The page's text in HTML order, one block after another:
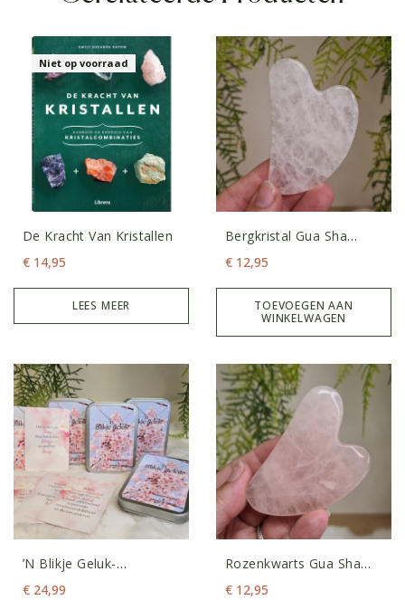
Niet op voorraad
De Kracht Van Kristallen
€ 14,95
LEES MEER
Bergkristal Gua Sha
Schraper
€ 12,95
TOEVOEGEN AAN
WINKELWAGEN
’n Blikje Geluk-
Affirmatiekaarten
€ 24,99
Rozenkwarts Gua Sha
Schraper
€ 12,95